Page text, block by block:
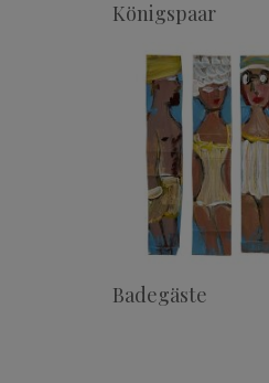
Königspaar
Badegäste